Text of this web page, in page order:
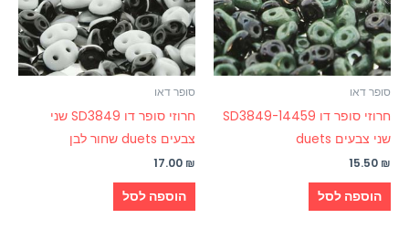
סופר דאו
חרוזי סופר דו SD3849-14459
שני צבעים duets
15.50 ₪
הוספה לסל
סופר דאו
חרוזי סופר דו SD3849 שני
צבעים duets שחור לבן
17.00 ₪
הוספה לסל